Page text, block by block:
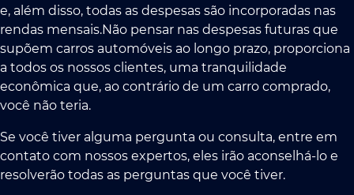
e, além disso, todas as despesas são incorporadas nas
rendas mensais.Não pensar nas despesas futuras que
supõem carros automóveis ao longo prazo, proporciona
a todos os nossos clientes, uma tranquilidade
econômica que, ao contrário de um carro comprado,
você não teria.
Se você tiver alguma pergunta ou consulta, entre em
contato com nossos expertos, eles irão aconselhá-lo e
resolverão todas as perguntas que você tiver.